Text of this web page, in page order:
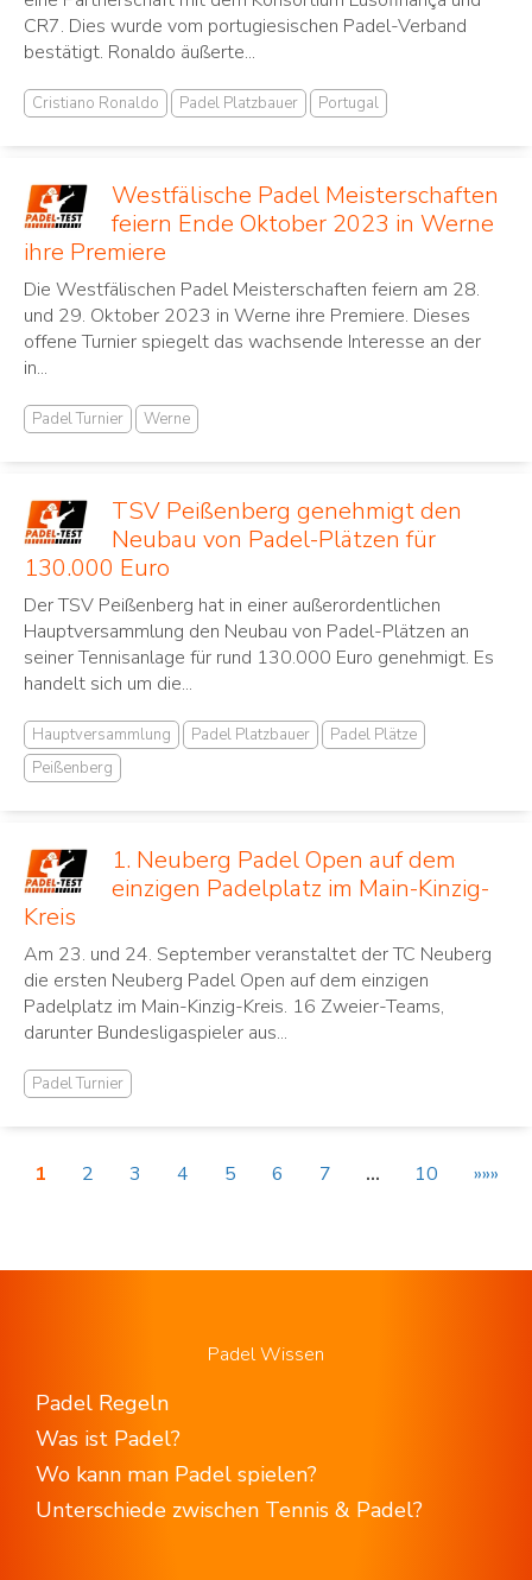
CR7. Dies wurde vom portugiesischen Padel-Verband
bestätigt. Ronaldo äußerte...
Cristiano Ronaldo Padel Platzbauer Portugal
Westfälische Padel Meisterschaften
feiern Ende Oktober 2023 in Werne
ihre Premiere
Die Westfälischen Padel Meisterschaften feiern am 28.
und 29. Oktober 2023 in Werne ihre Premiere. Dieses
offene Turnier spiegelt das wachsende Interesse an der
in...
Padel Turnier Werne
TSV Peißenberg genehmigt den
Neubau von Padel-Plätzen für
130.000 Euro
Der TSV Peißenberg hat in einer außerordentlichen
Hauptversammlung den Neubau von Padel-Plätzen an
seiner Tennisanlage für rund 130.000 Euro genehmigt. Es
handelt sich um die...
Hauptversammlung Padel Platzbauer
Padel Plätze
Peißenberg
1. Neuberg Padel Open auf dem
einzigen Padelplatz im Main-Kinzig-
Kreis
Am 23. und 24. September veranstaltet der TC Neuberg
die ersten Neuberg Padel Open auf dem einzigen
Padelplatz im Main-Kinzig-Kreis. 16 Zweier-Teams,
darunter Bundesligaspieler aus...
Padel Turnier
1 2 3 4 5 6 7 … 10 »»»
Padel Wissen
Padel Regeln
Was ist Padel?
Wo kann man Padel spielen?
Unterschiede zwischen Tennis & Padel?